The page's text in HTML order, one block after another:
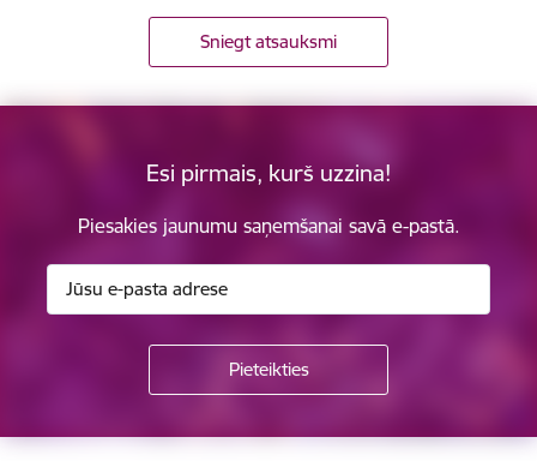
Sniegt atsauksmi
Esi pirmais, kurš uzzina!
Piesakies jaunumu saņemšanai savā e-pastā.
Kājene